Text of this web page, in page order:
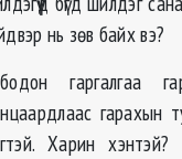
нь зөв байх вэ?
гаргалгаа
гарахын
Харин хэнтэй?